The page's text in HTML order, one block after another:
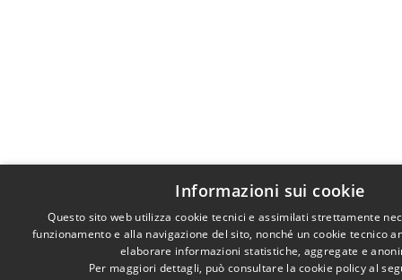
Informazioni sui cookie
Questo sito web utilizza cookie tecnici e assimilati strettamente
funzionamento e alla navigazione del sito, nonché un cookie tecnico
elaborare informazioni statistiche, aggregate e
Per maggiori dettagli, può consultare la cookie policy al